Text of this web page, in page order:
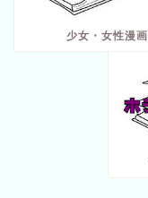
少女・女性漫画